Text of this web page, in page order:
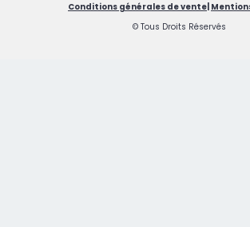
Conditions générales de vente
© Tous Droits Réservés